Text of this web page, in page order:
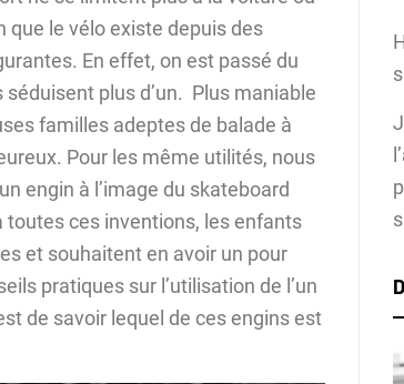
le vélo existe depuis des
En effet, on est passé du
plus d’un. Plus maniable
familles adeptes de balade à
Pour les même utilités, nous
engin à l’image du skateboard
ces inventions, les enfants
et souhaitent en avoir un pour
pratiques sur l’utilisation de l’un
de savoir lequel de ces engins est